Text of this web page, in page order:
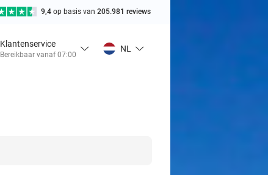
9,4 op basis van 205.981 reviews
Klantenservice
Bereikbaar vanaf 07:00
NL